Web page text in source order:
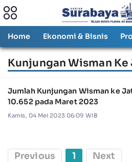
Home Ekonomi & Bisnis
Kunjungan Wisman
Jumlah Kunjungan Wisman ke
10.652 pada Maret 2023
Kamis, 04 Mei 2023 06:09 WIB
Previous 1 Next